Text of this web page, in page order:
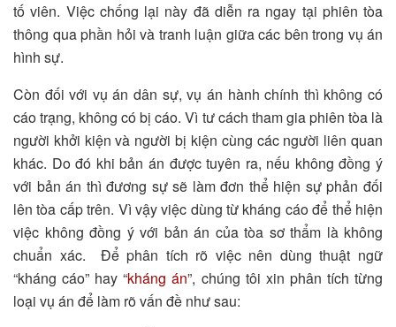
tố viên. Việc chống lại này đã diễn ra ngay tại phiên tòa
thông qua phần hỏi và tranh luận giữa các bên trong vụ án
hình sự.
Còn đối với vụ án dân sự, vụ án hành chính thì không có
cáo trạng, không có bị cáo. Vì tư cách tham gia phiên tòa là
người khởi kiện và người bị kiện cùng các người liên quan
khác. Do đó khi bản án được tuyên ra, nếu không đồng ý
với bản án thì đương sự sẽ làm đơn thể hiện sự phản đối
lên tòa cấp trên. Vì vậy việc dùng từ kháng cáo để thể hiện
việc không đồng ý với bản án của tòa sơ thẩm là không
chuẩn xác. Để phân tích rõ việc nên dùng thuật ngữ
“kháng cáo” hay “kháng án”, chúng tôi xin phân tích từng
loại vụ án để làm rõ vấn đề như sau: